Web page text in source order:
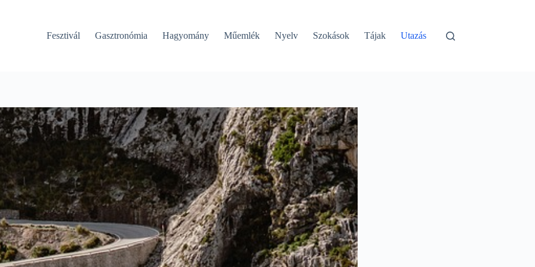
Fesztivál Gasztronómia Hagyomány Műemlék Nyelv Szokások Tájak Utazás